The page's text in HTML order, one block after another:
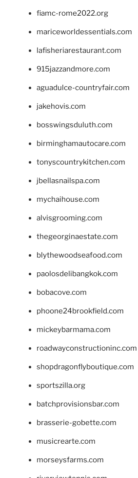
fiamc-rome2022.org
mariceworldessentials.com
lafisheriarestaurant.com
915jazzandmore.com
aguadulce-countryfair.com
jakehovis.com
bosswingsduluth.com
birminghamautocare.com
tonyscountrykitchen.com
jbellasnailspa.com
mychaihouse.com
alvisgrooming.com
thegeorginaestate.com
blythewoodseafood.com
paolosdelibangkok.com
bobacove.com
phoone24brookfield.com
mickeybarmama.com
roadwayconstructioninc.com
shopdragonflyboutique.com
sportszilla.org
batchprovisionsbar.com
brasserie-gobette.com
musicrearte.com
morseysfarms.com